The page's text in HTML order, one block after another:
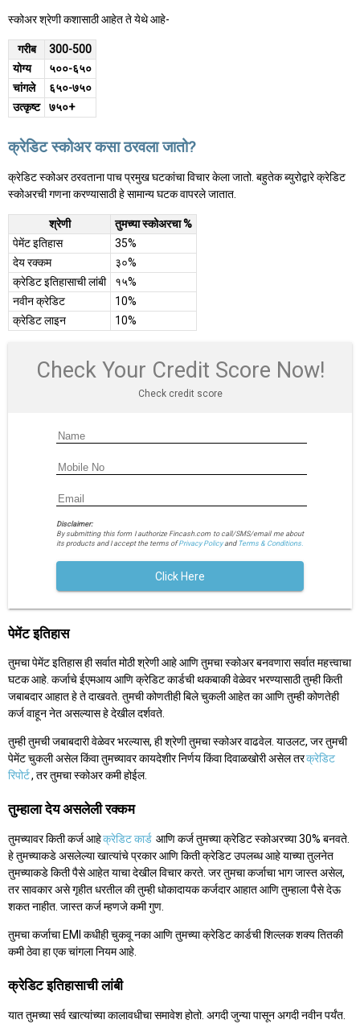
स्कोअर श्रेणी कशासाठी आहेत ते येथे आहे-
गरीब
300-500
योग्य
५००-६५०
चांगले
६५०-७५०
उत्कृष्ट
७५०+
क्रेडिट स्कोअर कसा ठरवला जातो?
क्रेडिट स्कोअर ठरवताना पाच प्रमुख घटकांचा विचार केला जातो. बहुतेक ब्युरोद्वारे क्रेडिट
स्कोअरची गणना करण्यासाठी हे सामान्य घटक वापरले जातात.
श्रेणी
तुमच्या स्कोअरचा %
पेमेंट इतिहास
35%
देय रक्कम
३०%
क्रेडिट इतिहासाची लांबी
१५%
नवीन क्रेडिट
10%
क्रेडिट लाइन
10%
Check Your Credit Score Now!
Check credit score
Disclaimer:
By submitting this form I authorize Fincash.com to call/SMS/email me about
its products and I accept the terms ofPrivacy Policyand Terms & Conditions.
Click Here
पेमेंट इतिहास
तुमचा पेमेंट इतिहास ही सर्वात मोठी श्रेणी आहे आणि तुमचा स्कोअर बनवणारा सर्वात महत्त्वाचा
घटक आहे. कर्जाचे ईएमआय आणि क्रेडिट कार्डची थकबाकी वेळेवर भरण्यासाठी तुम्ही किती
जबाबदार आहात हे ते दाखवते. तुमची कोणतीही बिले चुकली आहेत का आणि तुम्ही कोणतेही
कर्ज वाहून नेत असल्यास हे देखील दर्शवते.
तुम्ही तुमची जबाबदारी वेळेवर भरल्यास, ही श्रेणी तुमचा स्कोअर वाढवेल. याउलट, जर तुमची
पेमेंट चुकली असेल किंवा तुमच्यावर कायदेशीर निर्णय किंवा दिवाळखोरी असेल तरक्रेडिट
रिपोर्ट, तर तुमचा स्कोअर कमी होईल.
तुम्हाला देय असलेली रक्कम
तुमच्यावर किती कर्ज आहेक्रेडिट कार्ड आणि कर्ज तुमच्या क्रेडिट स्कोअरच्या 30% बनवते.
हे तुमच्याकडे असलेल्या खात्यांचे प्रकार आणि किती क्रेडिट उपलब्ध आहे याच्या तुलनेत
तुमच्याकडे किती पैसे आहेत याचा देखील विचार करते. जर तुमचा कर्जाचा भाग जास्त असेल,
तर सावकार असे गृहीत धरतील की तुम्ही धोकादायक कर्जदार आहात आणि तुम्हाला पैसे देऊ
शकत नाहीत. जास्त कर्ज म्हणजे कमी गुण.
तुमचा कर्जाचा EMI कधीही चुकवू नका आणि तुमच्या क्रेडिट कार्डची शिल्लक शक्य तितकी
कमी ठेवा हा एक चांगला नियम आहे.
क्रेडिट इतिहासाची लांबी
यात तुमच्या सर्व खात्यांच्या कालावधीचा समावेश होतो. अगदी जुन्या पासून अगदी नवीन पर्यंत.